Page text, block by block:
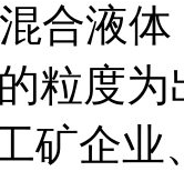
合液
粒度为
矿企